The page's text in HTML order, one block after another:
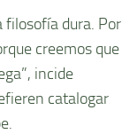
filosofía dura. Por
creemos que
incide
catalogar